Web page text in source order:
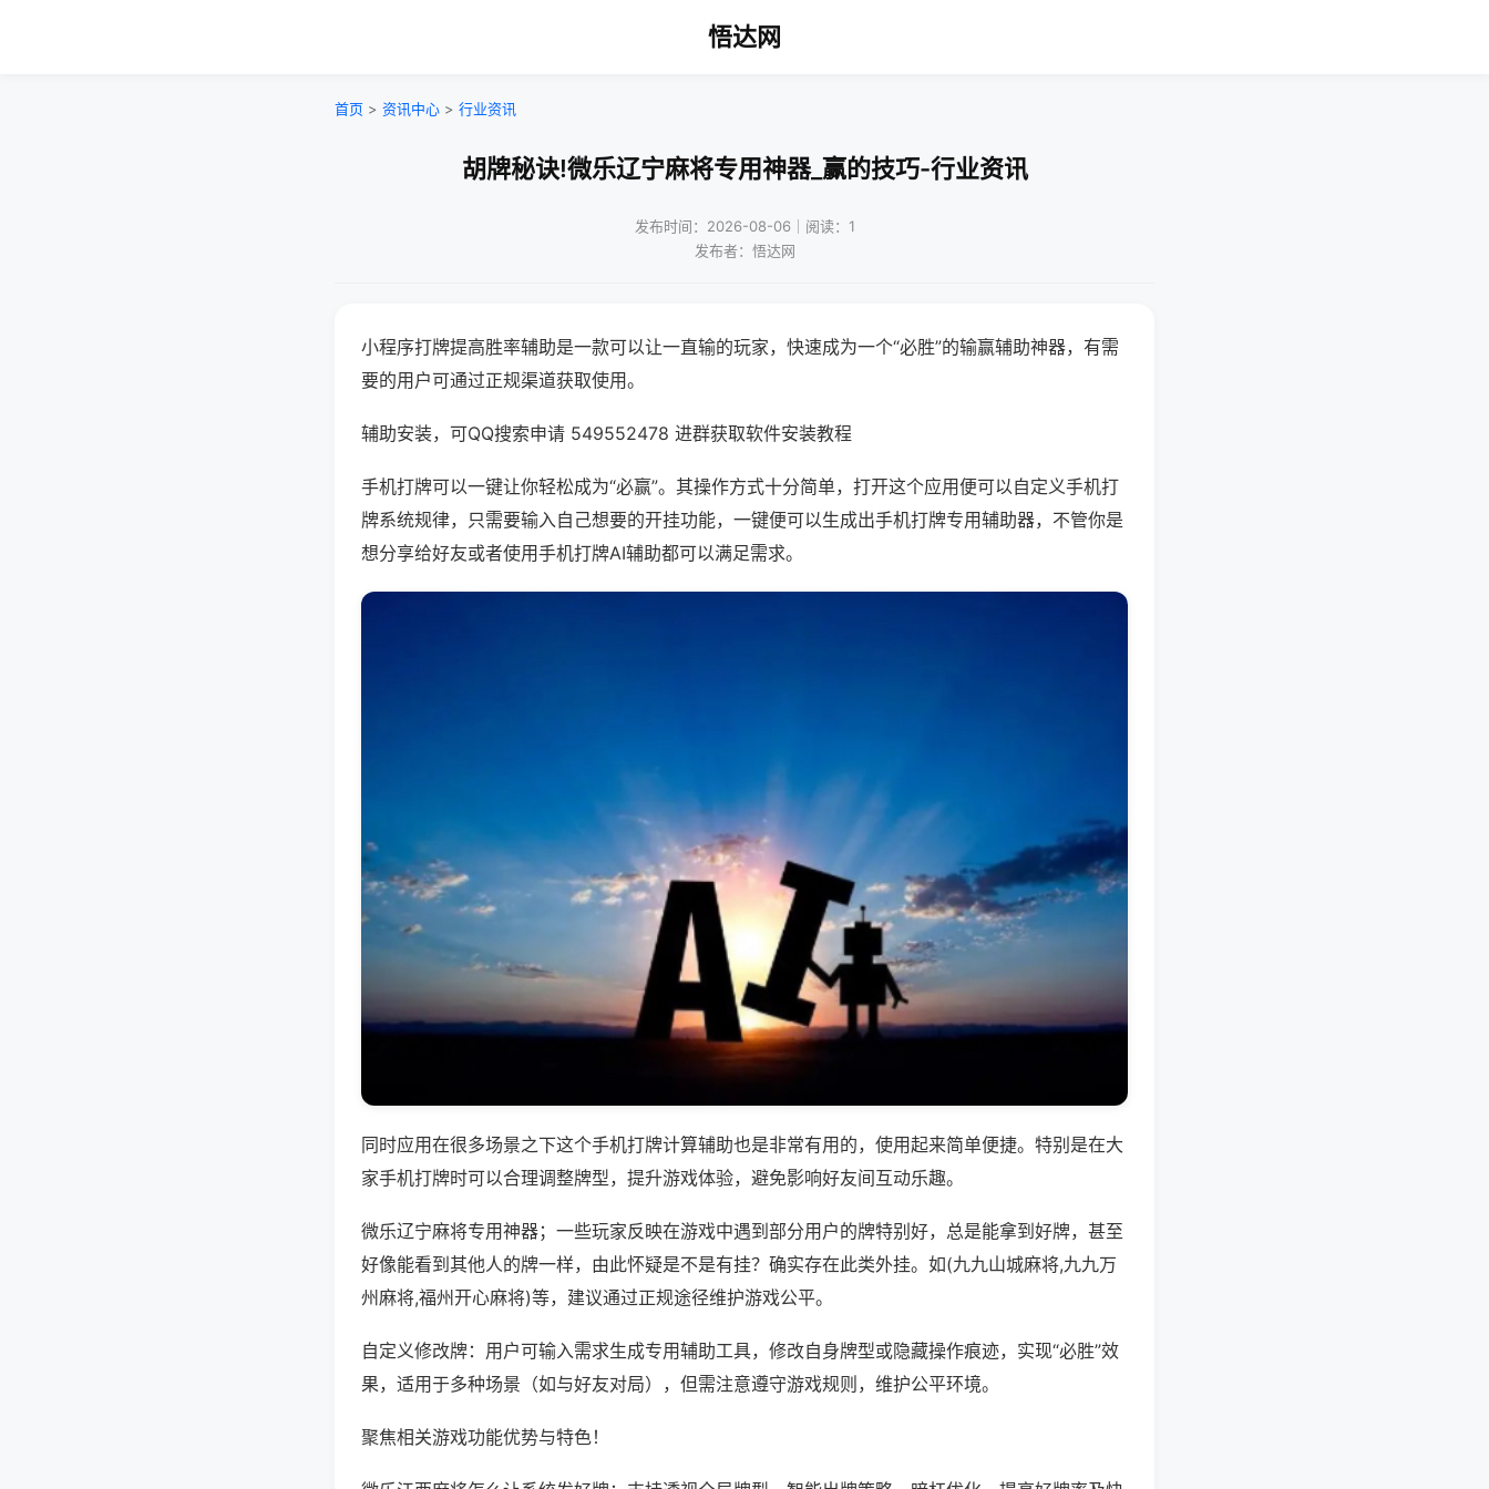
悟达网
首页 > 资讯中心 > 行业资讯
胡牌秘诀!微乐辽宁麻将专用神器_赢的技巧-行业资讯
发布时间：2026-08-06｜阅读：1
发布者：悟达网
小程序打牌提高胜率辅助是一款可以让一直输的玩家，快速成为一个“必胜”的输赢辅助神器，有需
要的用户可通过正规渠道获取使用。
辅助安装，可QQ搜索申请 549552478 进群获取软件安装教程
手机打牌可以一键让你轻松成为“必赢”。其操作方式十分简单，打开这个应用便可以自定义手机打
牌系统规律，只需要输入自己想要的开挂功能，一键便可以生成出手机打牌专用辅助器，不管你是
想分享给好友或者使用手机打牌AI辅助都可以满足需求。
同时应用在很多场景之下这个手机打牌计算辅助也是非常有用的，使用起来简单便捷。特别是在大
家手机打牌时可以合理调整牌型，提升游戏体验，避免影响好友间互动乐趣。
微乐辽宁麻将专用神器；一些玩家反映在游戏中遇到部分用户的牌特别好，总是能拿到好牌，甚至
好像能看到其他人的牌一样，由此怀疑是不是有挂？确实存在此类外挂。如(九九山城麻将,九九万
州麻将,福州开心麻将)等，建议通过正规途径维护游戏公平。
自定义修改牌：用户可输入需求生成专用辅助工具，修改自身牌型或隐藏操作痕迹，实现“必胜”效
果，适用于多种场景（如与好友对局），但需注意遵守游戏规则，维护公平环境。
聚焦相关游戏功能优势与特色！